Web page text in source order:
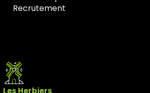
Recrutement
Les Herbiers